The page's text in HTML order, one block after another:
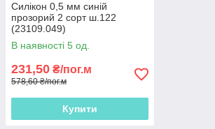
Силікон 0,5 мм синій
прозорий 2 сорт ш.122
(23109.049)
В наявності 5 од.
231,50 ₴/пог.м
578,60 ₴/пог.м
Купити